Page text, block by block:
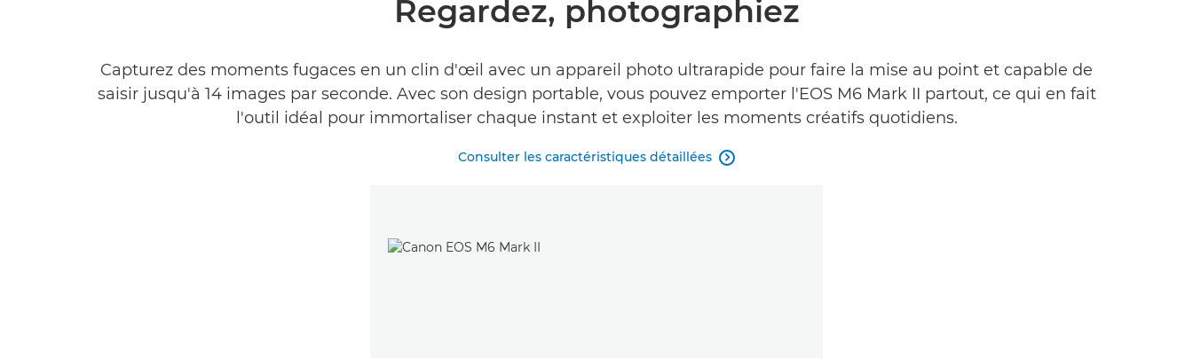
Regardez, photographiez
Capturez des moments fugaces en un clin d'œil avec un appareil photo ultrarapide pour faire la mise au point et capable de
saisir jusqu'à 14 images par seconde. Avec son design portable, vous pouvez emporter l'EOS M6 Mark II partout, ce qui en fait
l'outil idéal pour immortaliser chaque instant et exploiter les moments créatifs quotidiens.
Consulter les caractéristiques détaillées 